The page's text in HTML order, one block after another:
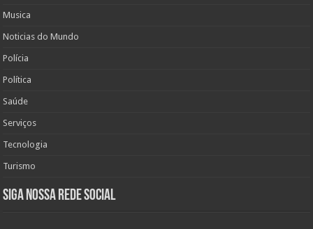
Musica
Noticias do Mundo
Polícia
Política
Saúde
Serviços
Tecnologia
Turismo
Siga nossa rede social